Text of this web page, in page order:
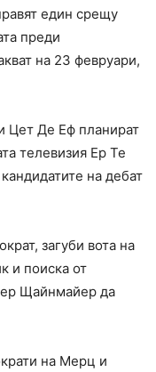
един срещу
преди
на 23 февруари,
Цет Де Еф планират
телевизия Ер Те
на дебат
загуби вота на
и поиска от
Щайнмайер да
на Мерц и